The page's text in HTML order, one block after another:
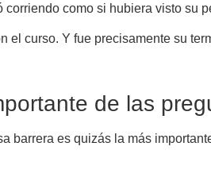
corriendo como si hubiera visto su
el curso. Y fue precisamente su
de las
barrera es quizás la más